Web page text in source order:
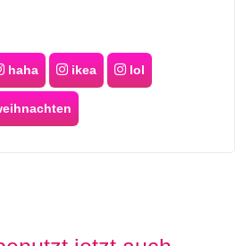
haha ikea lol